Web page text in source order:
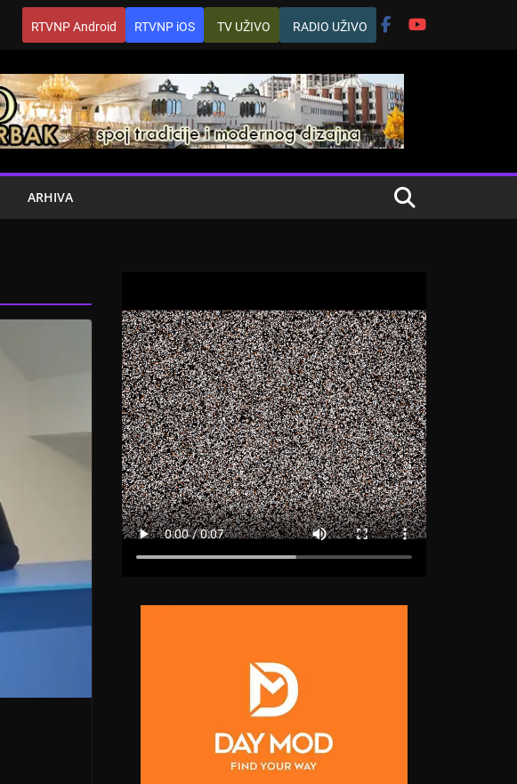
RTVNP Android RTVNP iOS TV UŽIVO RADIO UŽIVO
ARHIVA